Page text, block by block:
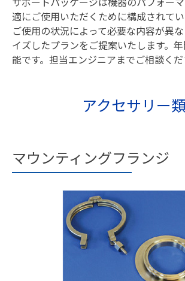
サポートパッケージは機器のパフォー
適にご使用いただくために構成されて
ご使用の状況によって必要な内容が異
イズしたプランをご提案いたします。
能です。担当エンジニアまでご相談くだ
アクセサリー類
マウンティングフランジ